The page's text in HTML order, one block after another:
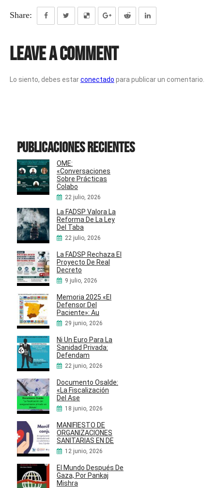
Share:
Leave a Comment
Lo siento, debes estarconectado para publicar un comentario.
Publicaciones recientes
OME:
«Conversaciones
Sobre Prácticas
Colabo
22 julio, 2026
La FADSP Valora La
Reforma De La Ley
Del Taba
22 julio, 2026
La FADSP Rechaza El
Proyecto De Real
Decreto
9 julio, 2026
Memoria 2025 «El
Defensor Del
Paciente»: Au
29 junio, 2026
Ni Un Euro Para La
Sanidad Privada:
Defendam
22 junio, 2026
Documento Osalde:
«La Fiscalización
Del Ase
18 junio, 2026
MANIFIESTO DE
ORGANIZACIONES
SANITARIAS EN DE
12 junio, 2026
El Mundo Después De
Gaza, Por Pankaj
Mishra